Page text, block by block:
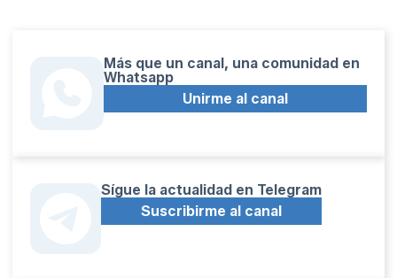
Más que un canal, una comunidad en
Whatsapp
Unirme al canal
Sígue la actualidad en Telegram
Suscribirme al canal